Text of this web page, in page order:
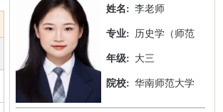
姓名: 李老师
专业: 历史学（师范
年级: 大三
院校: 华南师范大学